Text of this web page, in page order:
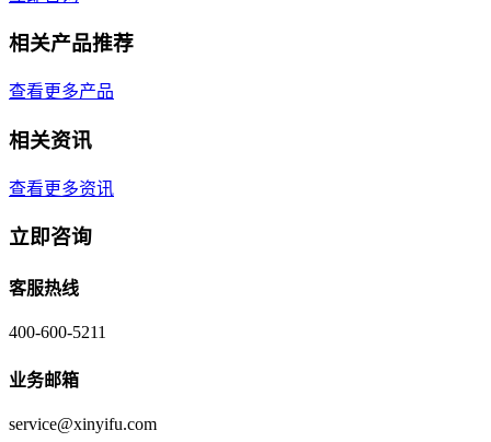
相关产品推荐
查看更多产品
相关资讯
查看更多资讯
立即咨询
客服热线
400-600-5211
业务邮箱
service@xinyifu.com